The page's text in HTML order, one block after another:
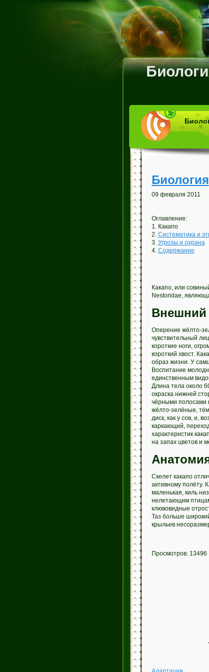
Биология
09 февраля 2011
Оглавление:
1. Какапо
2. Систематика и
3. Угрозы и охрана
4. Содержание
Какапо, или
Nestoridae,
Внешний
Оперение жёлто-
чувствительный
короткие ноги,
короткий хвост.
образ жизни. У
Воспитание
единственным
Длина тела около
окраска нижней
чёрными полосами
жёлто-зелёные,
диск, как у сов, и,
каркающий,
характеристик
на запах цветов и
Скелет какапо
активному полёту.
маленькая, киль
нелетающим
клювовидные
Таз больше
крыльев
Просмотров: 13496